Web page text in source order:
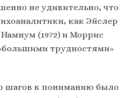
не удивительно, что
как Эйслер
Намнум (1972) и Моррис
трудностями»
шагов к пониманию было